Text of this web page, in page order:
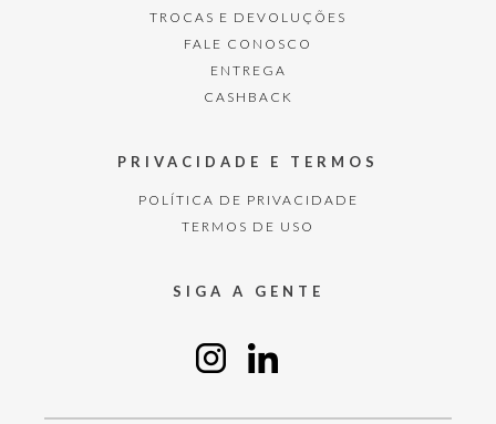
TROCAS E DEVOLUÇÕES
FALE CONOSCO
ENTREGA
CASHBACK
PRIVACIDADE E TERMOS
POLÍTICA DE PRIVACIDADE
TERMOS DE USO
SIGA A GENTE